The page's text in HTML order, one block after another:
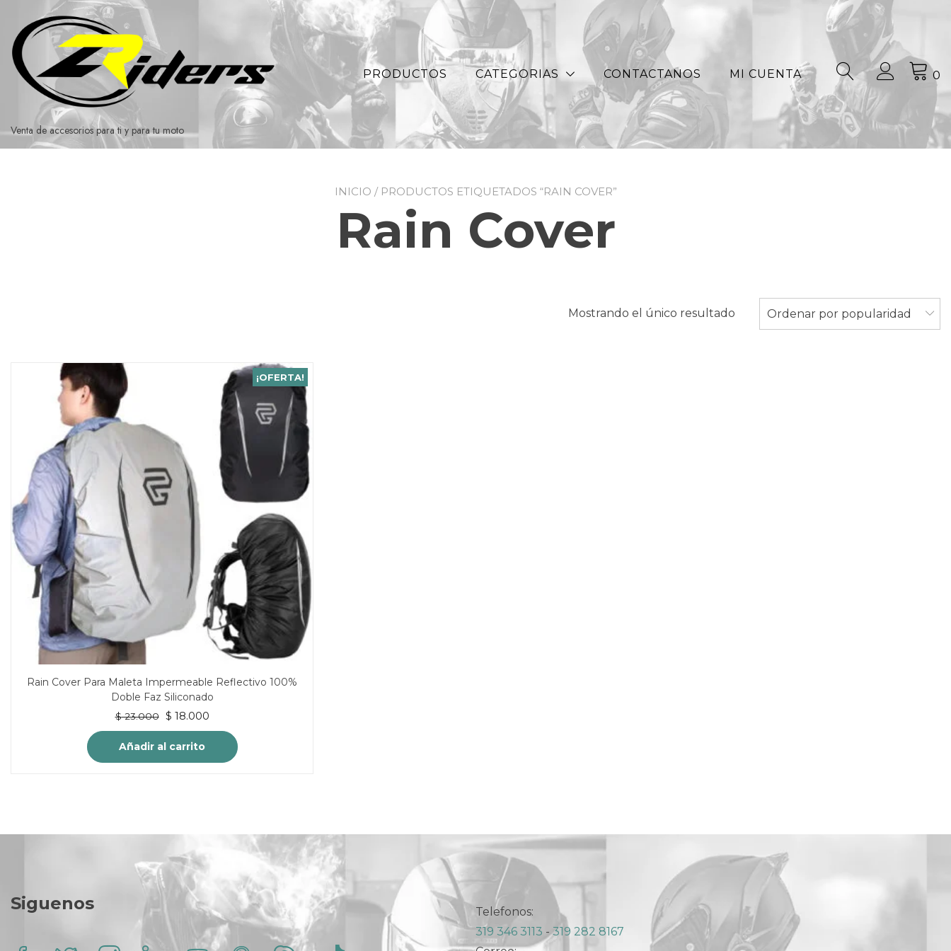
contenido
Venta de accesorios para ti y para tu moto
PRODUCTOS CATEGORIAS CONTACTANOS MI CUENTA 0
INICIO / PRODUCTOS ETIQUETADOS “RAIN COVER”
Rain Cover
Mostrando el único resultado Ordenar por popularidad
¡OFERTA!
Rain Cover Para Maleta Impermeable Reflectivo 100%
Doble Faz Siliconado
$23.000
El
precio
original
era:
$ 18.000El
precio
actual
es:
Añadir al carrito
Siguenos
Telefonos:
319 346 3113 -319 282 8167